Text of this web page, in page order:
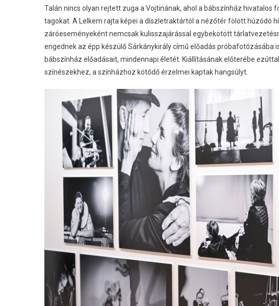
Talán nincs olyan rejtett zuga a Vojtinának, ahol a bábszínház
tagokat. A Lelkem rajta képei a díszletraktártól a nézőtér fölött húzódó
záróeseményeként nemcsak kulisszajárással egybekötött
engednek az épp készülő Sárkánykirály című előadás próbafotózásába
bábszínház előadásait, mindennapi életét. Kiállításának előterébe
színészekhez, a színházhoz kötődő érzelmei kaptak hangsúlyt.